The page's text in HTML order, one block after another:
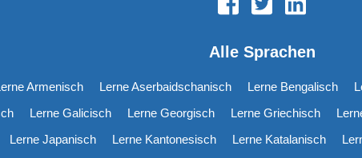
Alle Sprachen
Armenisch Lerne Aserbaidschanisch Lerne Bengalisch
Lerne Galicisch Lerne Georgisch Lerne Griechisch
Lerne Japanisch Lerne Kantonesisch Lerne Katalanisch